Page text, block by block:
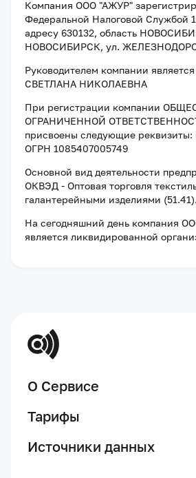
Компания ООО "АЖУР"
Федеральной Налоговой Службой
адресу 630132, область
НОВОСИБИРСК, ул.
Руководителем компании является
СВЕТЛАНА НИКОЛАЕВНА
При регистрации компании
ОГРАНИЧЕННОЙ
присвоены следующие реквизиты:
ОГРН 1085407005749
Основной вид деятельности
ОКВЭД - Оптовая торговля
галантерейными изделиями (51.41).
На сегодняшний день компания
является ликвидированной
О Сервисе
Тарифы
Источники данных